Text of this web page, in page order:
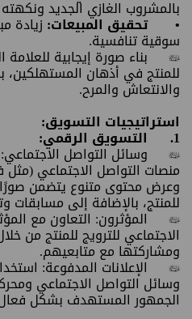
بالمشروب الغازي الجديد
• تحقيق المبيعات:زيادة
سوقية تنافسية.
• بناء صورة إيجابية
للمنتج في أذهان المستهلكين،
والانتعاش والمرح.
استراتيجيات التسويق:
1. التسويق الرقمي:
• وسائل التواصل
منصات التواصل الاجتماعي (مثل
وعرض محتوى متنوع يتضمن صورًا
للمنتج، بالإضافة إلى مسابقات
• المؤثرون: التعاون مع
الاجتماعي للترويج للمنتج من
ومشاركتها مع متابعيهم.
• الإعلانات المدفوعة:
وسائل التواصل الاجتماعي
الجمهور المستهدف بشكل